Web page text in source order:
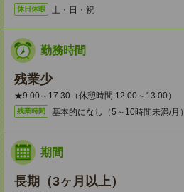
休日休暇 土・日・祝
勤務時間
残業少
★9:00～17:30（休憩時間 12:00～13:00）
残業時間 基本的になし（5～10時間未満/月）
期間
長期（3ヶ月以上）